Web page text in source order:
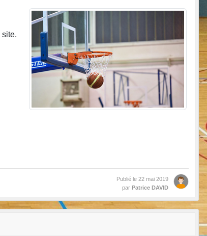
Publié le 22 mai 2019
par Patrice DAVID